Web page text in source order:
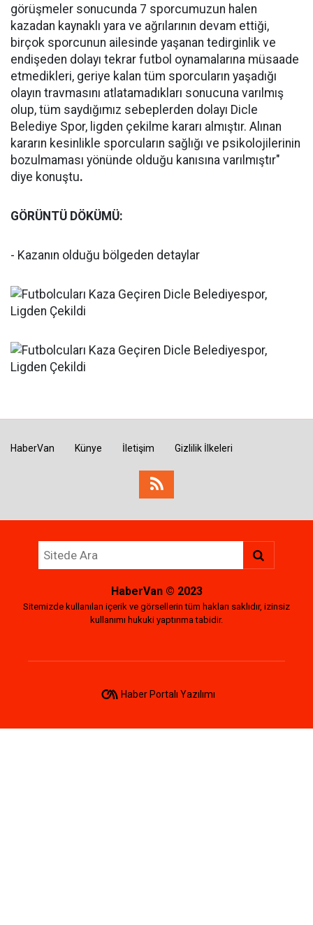
görüşmeler sonucunda 7 sporcumuzun halen
kazadan kaynaklı yara ve ağrılarının devam ettiği,
birçok sporcunun ailesinde yaşanan tedirginlik ve
endişeden dolayı tekrar futbol oynamalarına müsaade
etmedikleri, geriye kalan tüm sporcuların yaşadığı
olayın travmasını atlatamadıkları sonucuna varılmış
olup, tüm saydığımız sebeplerden dolayı Dicle
Belediye Spor, ligden çekilme kararı almıştır. Alınan
kararın kesinlikle sporcuların sağlığı ve psikolojilerinin
bozulmaması yönünde olduğu kanısına varılmıştır"
diye konuştu.
GÖRÜNTÜ DÖKÜMÜ:
- Kazanın olduğu bölgeden detaylar
HaberVan Künye İletişim Gizlilik İlkeleri
HaberVan© 2023
Sitemizde kullanılan içerik ve görsellerin tüm hakları saklıdır, izinsiz
kullanımı hukuki yaptırıma tabidir.
Haber Portalı Yazılımı